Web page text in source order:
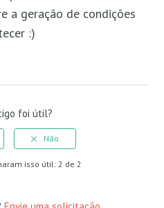
a geração de condições
:)
foi útil?
isso útil: 2 de 2